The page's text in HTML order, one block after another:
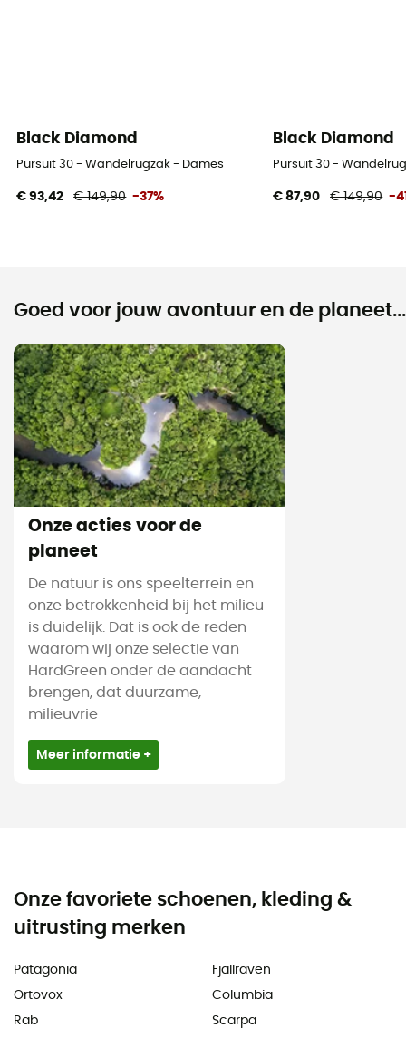
Black Diamond
Pursuit 30 - Wandelrugzak - Dames
€ 93,42 € 149,90 -37%
Black Diamond
Pursuit 30 -
€ 87,90 € 149,90 -
Goed voor jouw avontuur en de planeet...
Onze acties voor de
planeet
De natuur is ons speelterrein en
onze betrokkenheid bij het milieu
is duidelijk. Dat is ook de reden
waarom wij onze selectie van
HardGreen onder de aandacht
brengen, dat duurzame,
milieuvrie
Meer informatie +
Onze favoriete schoenen, kleding &
uitrusting merken
Patagonia
Ortovox
Rab
Fjällräven
Columbia
Scarpa